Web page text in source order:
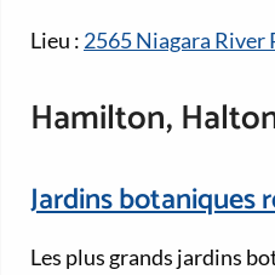
Lieu : 2565 Niagara River
Hamilton,
Jardins botaniques
Les plus grands jardins